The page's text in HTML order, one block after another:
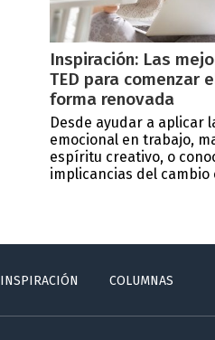
Inspiración: Las
TED para comenzar
forma renovada
Desde ayudar a aplicar
emocional en trabajo,
espíritu creativo, o
implicancias del cambio
INSPIRACIÓN COLUMNAS